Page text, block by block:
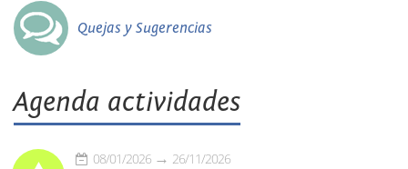
Quejas y Sugerencias
Agenda actividades
08/01/2026 26/11/2026